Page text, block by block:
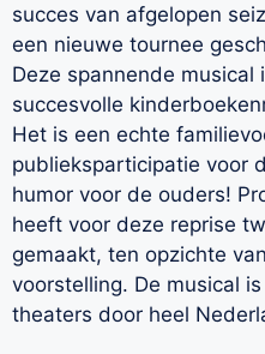
succes van afgelopen
een nieuwe tournee
Deze spannende musical
succesvolle
Het is een echte
publieksparticipatie voor
humor voor de ouders!
heeft voor deze reprise
gemaakt, ten opzichte
voorstelling. De musical
theaters door heel